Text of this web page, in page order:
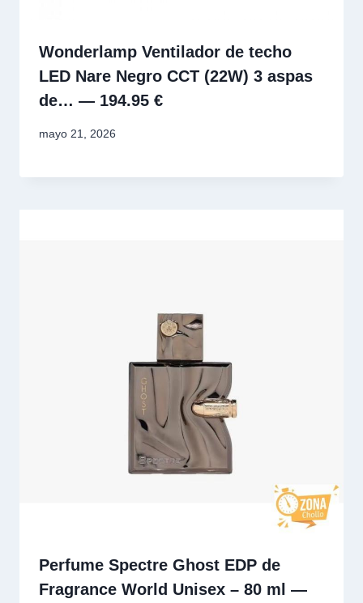
Wonderlamp Ventilador de techo
LED Nare Negro CCT (22W) 3 aspas
de… — 194.95 €
mayo 21, 2026
Perfume Spectre Ghost EDP de
Fragrance World Unisex – 80 ml —